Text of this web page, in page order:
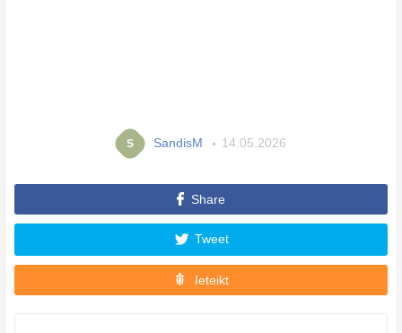
S SandisM 14.05.2026
Share
Tweet
Ieteikt